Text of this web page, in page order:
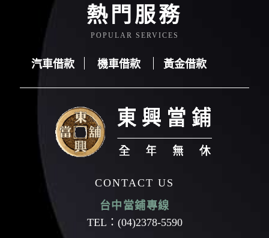
熱門服務
POPULAR SERVICES
汽車借款 汽車借款
機車借款 機車借款
黃金借款
CONTACT US
台中當鋪專線
TEL： (04)2378-5590